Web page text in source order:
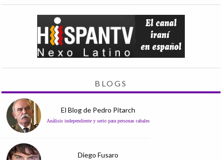
BLOGS
El Blog de Pedro Pitarch
Análisis independiente y serio para personas cabales
Diego Fusaro